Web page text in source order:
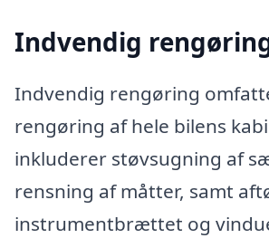
Indvendig
Indvendig rengøring
rengøring af hele bilens
inkluderer støvsugning af
rensning af måtter, samt
instrumentbrættet og